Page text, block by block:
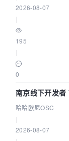
2026-08-07
195
0
南京线下开发
智能 Agent 应用
哈哈欧尼OSC
2026-08-07